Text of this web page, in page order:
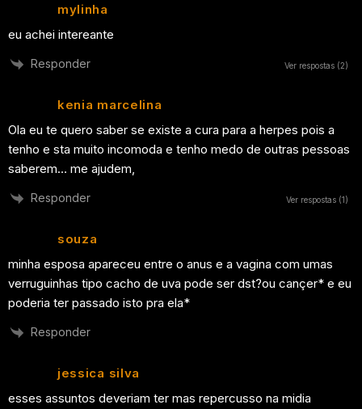
mylinha
eu achei intereante
Responder Ver respostas (2)
kenia marcelina
Ola eu te quero saber se existe a cura para a herpes pois a
tenho e sta muito incomoda e tenho medo de outras pessoas
saberem… me ajudem,
Responder Ver respostas (1)
souza
minha esposa apareceu entre o anus e a vagina com umas
verruguinhas tipo cacho de uva pode ser dst?ou cançer* e eu
poderia ter passado isto pra ela*
Responder
jessica silva
esses assuntos deveriam ter mas repercusso na midia